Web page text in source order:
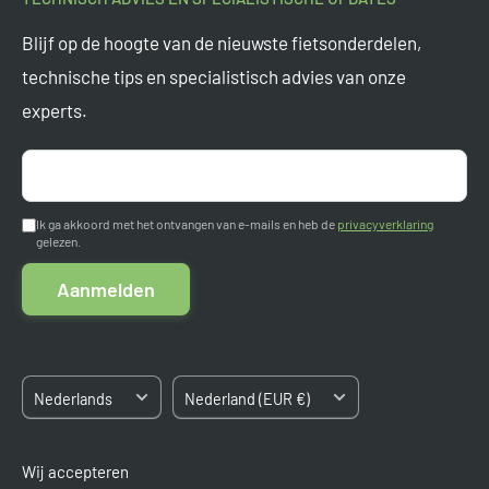
Vragen? Mail ons opsupport@tormino.com
Pletterij 35 F
2211 JT Noordwijkerhout
Nederland
Kvk: 84663545
BTW: NL8633.03.808.B.01
Ruilen en retourneren
Garantie
Betaalmogelijkheden
Algemene voorwaarden
Sitemap
Blijf op de hoogte van de nieuwste fietsonderdelen,
technische tips en specialistisch advies van onze
experts.
Ik ga akkoord met het ontvangen van e-mails en heb de privacyverklaring
gelezen.
Aanmelden
TaalNederlands Land/regio
Nederland (EUR €)
Wij accepteren